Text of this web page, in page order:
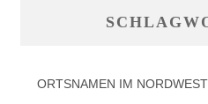
ORTSNAMEN IM